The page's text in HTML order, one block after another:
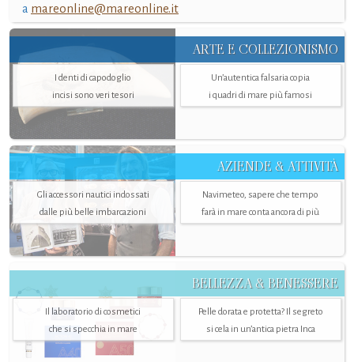
a mareonline@mareonline.it
ARTE E COLLEZIONISMO
I denti di capodoglio
incisi sono veri tesori
Un’autentica falsaria copia
i quadri di mare più famosi
AZIENDE & ATTIVITÀ
Gli accessori nautici indossati
dalle più belle imbarcazioni
Navimeteo, sapere che tempo
farà in mare conta ancora di più
BELLEZZA & BENESSERE
Il laboratorio di cosmetici
che si specchia in mare
Pelle dorata e protetta? Il segreto
si cela in un’antica pietra Inca